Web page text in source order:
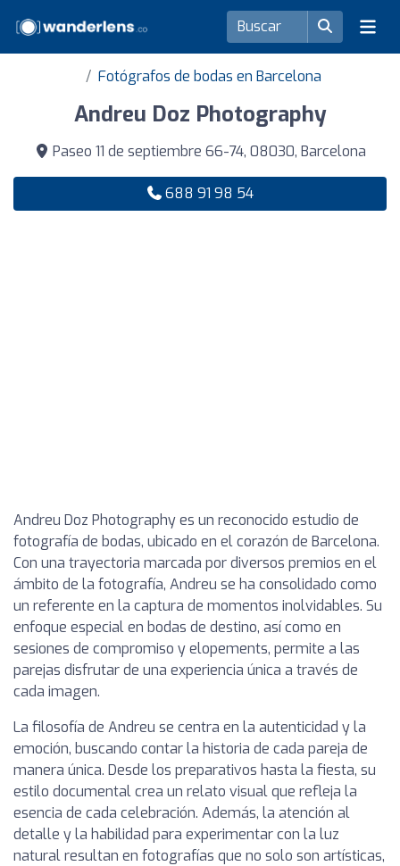
Fotógrafos de bodas en Barcelona
Andreu Doz Photography
Paseo 11 de septiembre 66-74, 08030, Barcelona
688 91 98 54
Andreu Doz Photography es un reconocido estudio de
fotografía de bodas, ubicado en el corazón de Barcelona.
Con una trayectoria marcada por diversos premios en el
ámbito de la fotografía, Andreu se ha consolidado como
un referente en la captura de momentos inolvidables. Su
enfoque especial en bodas de destino, así como en
sesiones de compromiso y elopements, permite a las
parejas disfrutar de una experiencia única a través de
cada imagen.
La filosofía de Andreu se centra en la autenticidad y la
emoción, buscando contar la historia de cada pareja de
manera única. Desde los preparativos hasta la fiesta, su
estilo documental crea un relato visual que refleja la
esencia de cada celebración. Además, la atención al
detalle y la habilidad para experimentar con la luz
natural resultan en fotografías que no solo son artísticas,